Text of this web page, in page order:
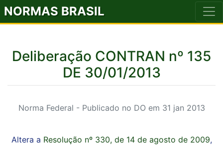
NORMAS BRASIL
Deliberação CONTRAN nº 135
DE 30/01/2013
Norma Federal - Publicado no DO em 31 jan 2013
Altera a Resolução nº 330, de 14 de agosto de 2009,